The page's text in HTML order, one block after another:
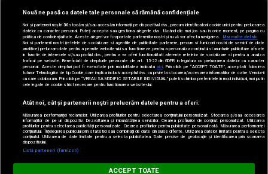
Digi Sport
Versiune desktop
Nouă ne pasă ca datele tale personale să rămână confidențiale
Noi și partenerii noștri30stocăm și/sau accesăm informații pe dispozitivul dvs., precum identificatorii cookie unici pentru prelucrarea
datelor cu caracter personal. Puteți accepta sau gestiona alegerile dvs. făcând clic mai jos sau în orice moment, pe pagina cu
politica de confidențialitate. Aceste alegeri vor fi raportate partenerilor noștri și nu vă vor afecta navigarea.
Mai multe detalii
Noi si partenerii nostri (retelele de socializare si agentiile de publicitate partenere, precum si furnizorii nostri de servicii de date
analitice) prelucram date pentru a permite website-ului sa functioneze, pentru a personaliza continutul si anunturile publicitare afisate
in functie de interesele si/sau profilul dvs., pentru a va oferi functionalitati aferente retelelor de socializare si pentru a analiza
traficul pe website. Beneficiati de drepturile prevazute de art. 15-22 din GDPR in legatura cu prelucrarea datelor cu caracter
personal. Aceste drepturi pot fi exercitate prin modalitatea indicata aici. Prin click pe “ACCEPT TOATE”, acceptati folosirea
tuturor Tehnologiilor de tip Cookie, care implica inclusiv acceptul dvs. cu privire la stocarea/accesarea informatiilor de catre Vendor-ii
cu care colaboram. Prin click pe “VREAU SA MODIFIC SETARILE INDIVIDUAL” puteti schimba preferintele in mod individual, mai putin
cele legate de cookie strict necesare pentru functionarea website-ului.
Atât noi, cât și partenerii noștri prelucrăm datele pentru a oferi:
Măsurarea performanței reclamelor. Utilizarea profilurilor pentru selectarea conținutului personalizat. Stocarea și/sau accesarea
informațiilor de pe un dispozitiv. Dezvoltarea și îmbunătățirea serviciilor. Crearea profilurilor de conținut personalizat. Utilizarea
profilurilor pentru selectarea publicității personalizate. Crearea profilurilor pentru publicitate personalizată. Măsurarea performanței
conținutului. Înțelegerea publicului prin statistici sau combinații de date din surse diferite. Utilizarea datelor limitate pentru a selecta
conținutul. Utilizarea de date limitate pentru a selecta publicitatea. Date precise de geolocație și identificarea prin scanarea
dispozitivului.
Listă parteneri (furnizori)
ACCEPT TOATE